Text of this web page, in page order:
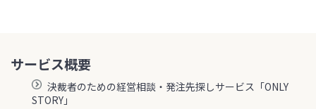
サービス概要
決裁者のための経営相談・発注先探しサービス「ONLY
STORY」